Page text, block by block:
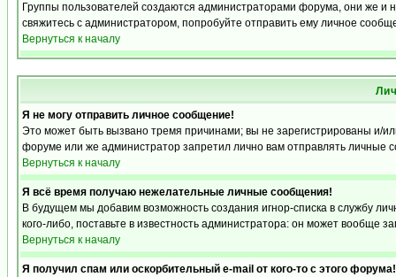
Группы пользователей создаются администраторами форума, они же и
свяжитесь с администратором, попробуйте отправить ему личное
Вернуться к началу
Я не могу отправить личное сообщение!
Это может быть вызвано тремя причинами; вы не зарегистрированы и/
форуме или же администратор запретил лично вам отправлять личные
Вернуться к началу
Я всё время получаю нежелательные личные сообщения!
В будущем мы добавим возможность создания игнор-списка в службу
кого-либо, поставьте в известность администратора: он может вообще
Вернуться к началу
Я получил спам или оскорбительный e-mail от кого-то с этого форума!